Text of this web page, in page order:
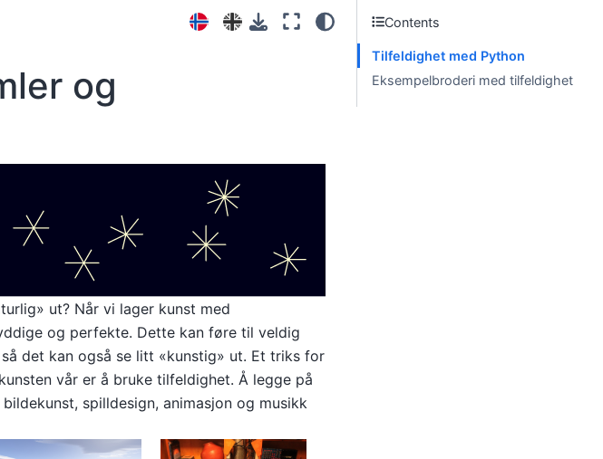
og
ut? Når vi lager kunst med
og perfekte. Dette kan føre til veldig
det kan også se litt «kunstig» ut. Et triks for
vår er å bruke tilfeldighet. Å legge på
spilldesign, animasjon og musikk
Contents
Tilfeldighet med Python
Eksempelbroderi med tilfeldighet